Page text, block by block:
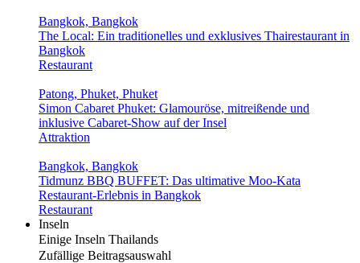
Bangkok, Bangkok
The Local: Ein traditionelles und exklusives Thairestaurant in
Bangkok
Restaurant
Patong, Phuket, Phuket
Simon Cabaret Phuket: Glamouröse, mitreißende und
inklusive Cabaret-Show auf der Insel
Attraktion
Bangkok, Bangkok
Tidmunz BBQ BUFFET: Das ultimative Moo-Kata
Restaurant-Erlebnis in Bangkok
Restaurant
Inseln
Einige Inseln Thailands
Zufällige Beitragsauswahl